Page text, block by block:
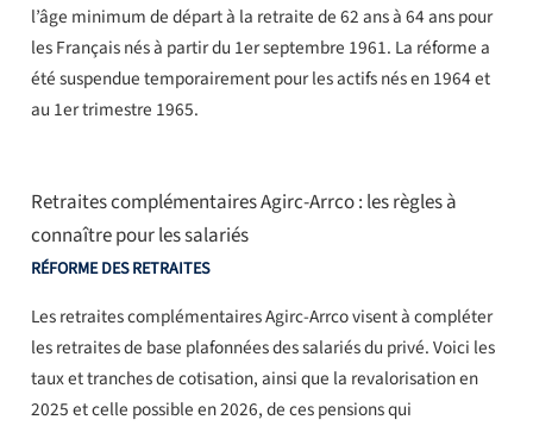
l’âge minimum de départ à la retraite de 62 ans à 64 ans pour
les Français nés à partir du 1er septembre 1961. La réforme a
été suspendue temporairement pour les actifs nés en 1964 et
au 1er trimestre 1965.
Retraites complémentaires Agirc-Arrco : les règles à
connaître pour les salariés
RÉFORME DES RETRAITES
Les retraites complémentaires Agirc-Arrco visent à compléter
les retraites de base plafonnées des salariés du privé. Voici les
taux et tranches de cotisation, ainsi que la revalorisation en
2025 et celle possible en 2026, de ces pensions qui